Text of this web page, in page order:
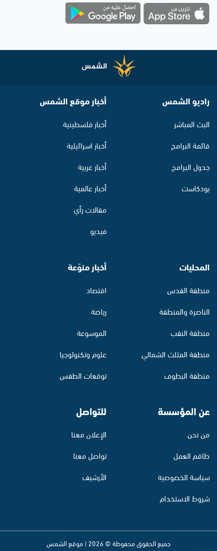
راديو الشمس
البث المباشر
قائمة البرامج
جدول البرامج
بودكاست
أخبار موقع الشمس
أخبار فلسطينية
أخبار اسرائيلية
أخبار عربية
أخبار عالمية
مقالات رأي
فيديو
المحليات
منطقة القدس
الناصرة والمنطقة
منطقة النقب
منطقة المثلث الشمالي
منطقة البطوف
أخبار منوّعة
اقتصاد
رياضة
الموسوعة
علوم وتكنولوجيا
توقعات الطقس
عن المؤسسة
من نحن
طاقم العمل
سياسة الخصوصية
شروط الاستخدام
للتواصل
الإعلان معنا
تواصل معنا
الأرشيف
جميع الحقوق محفوظة © 2026 | موقع الشمس